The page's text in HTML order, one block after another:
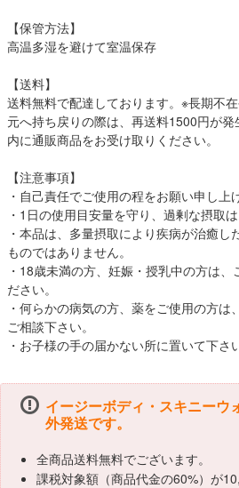
【保管方法】
高温多湿を避けて室温保存
【送料】
送料無料で配達しております。※長期不
元へ持ち戻りの際は、再送料1500円が
内に通販商品をお受け取りください。
【注意事項】
・自己責任でご使用の程をお願い申し上
・1日の使用目安量を守り、過剰な摂取
・本品は、多量摂取により疾病が治癒し
ものではありません。
・18歳未満の方、妊娠・授乳中の方は、
ださい。
・何らかの病気の方、薬をご使用の方は
ご相談下さい。
・お子様の手の届かない所に置いて下さ
イージーボディ・スキニーウ
外発送です。
全商品送料無料でございます。
課税対象額（商品代金の60%）が